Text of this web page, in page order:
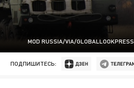
MOD RUSSIA/VIA/GLOBALLOOKPRESS
ПОДПИШИТЕСЬ: